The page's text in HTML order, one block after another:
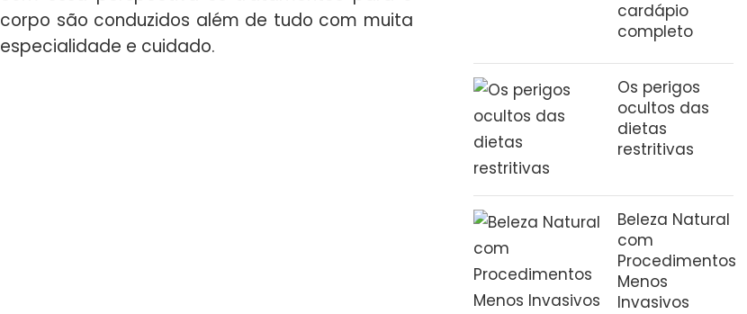
corpo são conduzidos além de tudo com muita
especialidade e cuidado.
cardápio
completo
Os perigos
ocultos das
dietas
restritivas
Beleza Natural
com
Procedimentos
Menos
Invasivos